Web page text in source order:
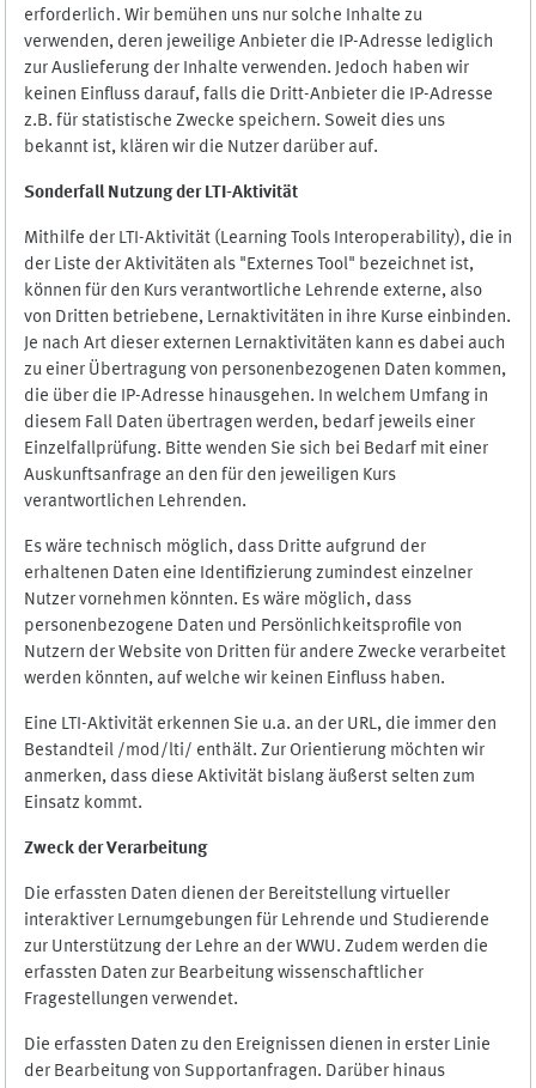
erforderlich. Wir bemühen uns nur solche Inhalte zu
verwenden, deren jeweilige Anbieter die IP-Adresse lediglich
zur Auslieferung der Inhalte verwenden. Jedoch haben wir
keinen Einfluss darauf, falls die Dritt-Anbieter die IP-Adresse
z.B. für statistische Zwecke speichern. Soweit dies uns
bekannt ist, klären wir die Nutzer darüber auf.
Sonderfall Nutzung der LTI-Aktivität
Mithilfe der LTI-Aktivität (Learning Tools Interoperability), die in
der Liste der Aktivitäten als "Externes Tool" bezeichnet ist,
können für den Kurs verantwortliche Lehrende externe, also
von Dritten betriebene, Lernaktivitäten in ihre Kurse einbinden.
Je nach Art dieser externen Lernaktivitäten kann es dabei auch
zu einer Übertragung von personenbezogenen Daten kommen,
die über die IP-Adresse hinausgehen. In welchem Umfang in
diesem Fall Daten übertragen werden, bedarf jeweils einer
Einzelfallprüfung. Bitte wenden Sie sich bei Bedarf mit einer
Auskunftsanfrage an den für den jeweiligen Kurs
verantwortlichen Lehrenden.
Es wäre technisch möglich, dass Dritte aufgrund der
erhaltenen Daten eine Identifizierung zumindest einzelner
Nutzer vornehmen könnten. Es wäre möglich, dass
personenbezogene Daten und Persönlichkeitsprofile von
Nutzern der Website von Dritten für andere Zwecke verarbeitet
werden könnten, auf welche wir keinen Einfluss haben.
Eine LTI-Aktivität erkennen Sie u.a. an der URL, die immer den
Bestandteil /mod/lti/ enthält. Zur Orientierung möchten wir
anmerken, dass diese Aktivität bislang äußerst selten zum
Einsatz kommt.
Zweck der Verarbeitung
Die erfassten Daten dienen der Bereitstellung virtueller
interaktiver Lernumgebungen für Lehrende und Studierende
zur Unterstützung der Lehre an der WWU. Zudem werden die
erfassten Daten zur Bearbeitung wissenschaftlicher
Fragestellungen verwendet.
Die erfassten Daten zu den Ereignissen dienen in erster Linie
der Bearbeitung von Supportanfragen. Darüber hinaus